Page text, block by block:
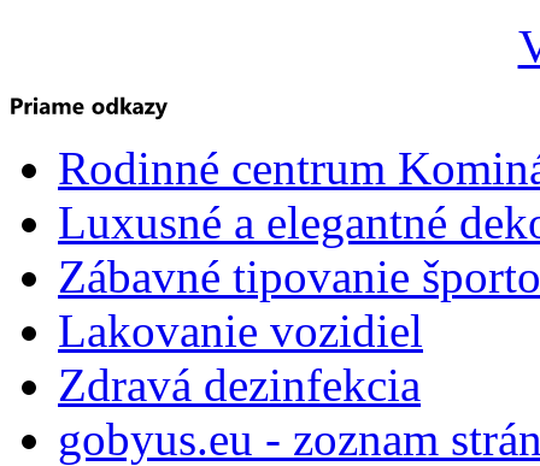
Rodinné centrum
Luxusné a elegantné
Zábavné tipovanie
Lakovanie vozidiel
Zdravá dezinfekcia
gobyus.eu - zoznam